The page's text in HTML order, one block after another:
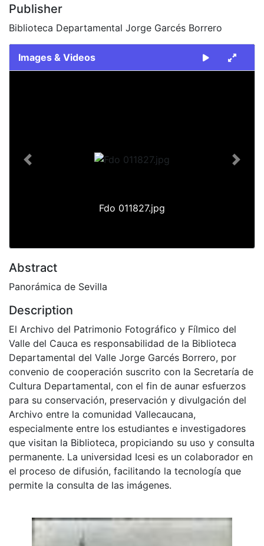
Publisher
Biblioteca Departamental Jorge Garcés Borrero
Images & Videos
Fdo 011827.jpg
Previous Next
Abstract
Panorámica de Sevilla
Description
El Archivo del Patrimonio Fotográfico y Fílmico del
Valle del Cauca es responsabilidad de la Biblioteca
Departamental del Valle Jorge Garcés Borrero, por
convenio de cooperación suscrito con la Secretaría de
Cultura Departamental, con el fin de aunar esfuerzos
para su conservación, preservación y divulgación del
Archivo entre la comunidad Vallecaucana,
especialmente entre los estudiantes e investigadores
que visitan la Biblioteca, propiciando su uso y consulta
permanente. La universidad Icesi es un colaborador en
el proceso de difusión, facilitando la tecnología que
permite la consulta de las imágenes.